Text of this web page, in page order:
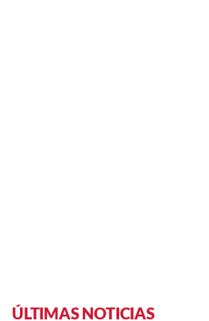
ÚLTIMAS NOTICIAS